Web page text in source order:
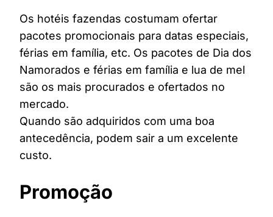
Os hotéis fazendas costumam ofertar
pacotes promocionais para datas especiais,
férias em família, etc. Os pacotes de Dia dos
Namorados e férias em família e lua de mel
são os mais procurados e ofertados no
mercado.
Quando são adquiridos com uma boa
antecedência, podem sair a um excelente
custo.
Promoção